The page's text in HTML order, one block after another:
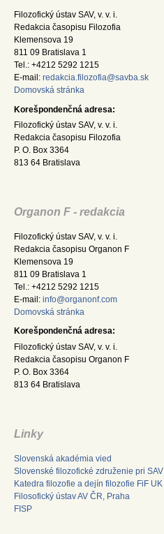
Filozofický ústav SAV, v. v. i.
Redakcia časopisu Filozofia
Klemensova 19
811 09 Bratislava 1
Tel.: +4212 5292 1215
E-mail: redakcia.filozofia@savba.sk
Domovská stránka
Korešpondenčná adresa:
Filozofický ústav SAV, v. v. i.
Redakcia časopisu Filozofia
P. O. Box 3364
813 64 Bratislava
Organon F - redakcia
Filozofický ústav SAV, v. v. i.
Redakcia časopisu Organon F
Klemensova 19
811 09 Bratislava 1
Tel.: +4212 5292 1215
E-mail: info@organonf.com
Domovská stránka
Korešpondenčná adresa:
Filozofický ústav SAV, v. v. i.
Redakcia časopisu Organon F
P. O. Box 3364
813 64 Bratislava
Linky
Slovenská akadémia vied
Slovenské filozofické združenie pri SAV
Katedra filozofie a dejín filozofie FiF UK
Filosofický ústav AV ČR, Praha
FISP